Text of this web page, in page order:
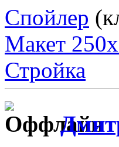
Спойлер
Макет
Стройка